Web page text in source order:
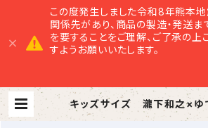
この度発生しました令和8年熊本地
関係先があり、商品の製造・発送
を要することをご理解、ご了承の上
すようお願いいたします。
キッズサイズ 瀧下和之×ゆ
コラボチャリティTシャツ（黒